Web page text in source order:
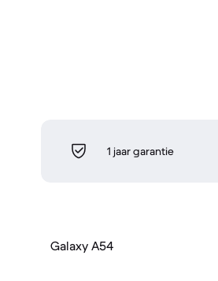
1 jaar garantie
Galaxy A54